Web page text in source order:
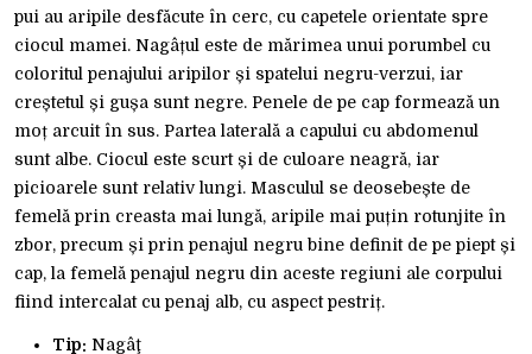
pui au aripile desfăcute în cerc, cu capetele orientate spre
ciocul mamei. Nagâțul este de mărimea unui porumbel cu
coloritul penajului aripilor și spatelui negru-verzui, iar
creștetul și gușa sunt negre. Penele de pe cap formează un
moț arcuit în sus. Partea laterală a capului cu abdomenul
sunt albe. Ciocul este scurt și de culoare neagră, iar
picioarele sunt relativ lungi. Masculul se deosebește de
femelă prin creasta mai lungă, aripile mai puțin rotunjite în
zbor, precum și prin penajul negru bine definit de pe piept și
cap, la femelă penajul negru din aceste regiuni ale corpului
fiind intercalat cu penaj alb, cu aspect pestriț.
Tip: Nagâţ